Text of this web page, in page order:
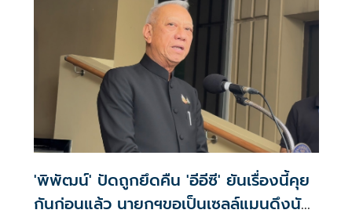
ที่ดิน การคมนาคมขนส่ง สาธารณูปโภค
'พิพัฒน์' ปัดถูกยึดคืน 'อีอีซี' ยันเรื่องนี้คุย
กันก่อนแล้ว นายกฯขอเป็นเซลล์แมนดึงนัก